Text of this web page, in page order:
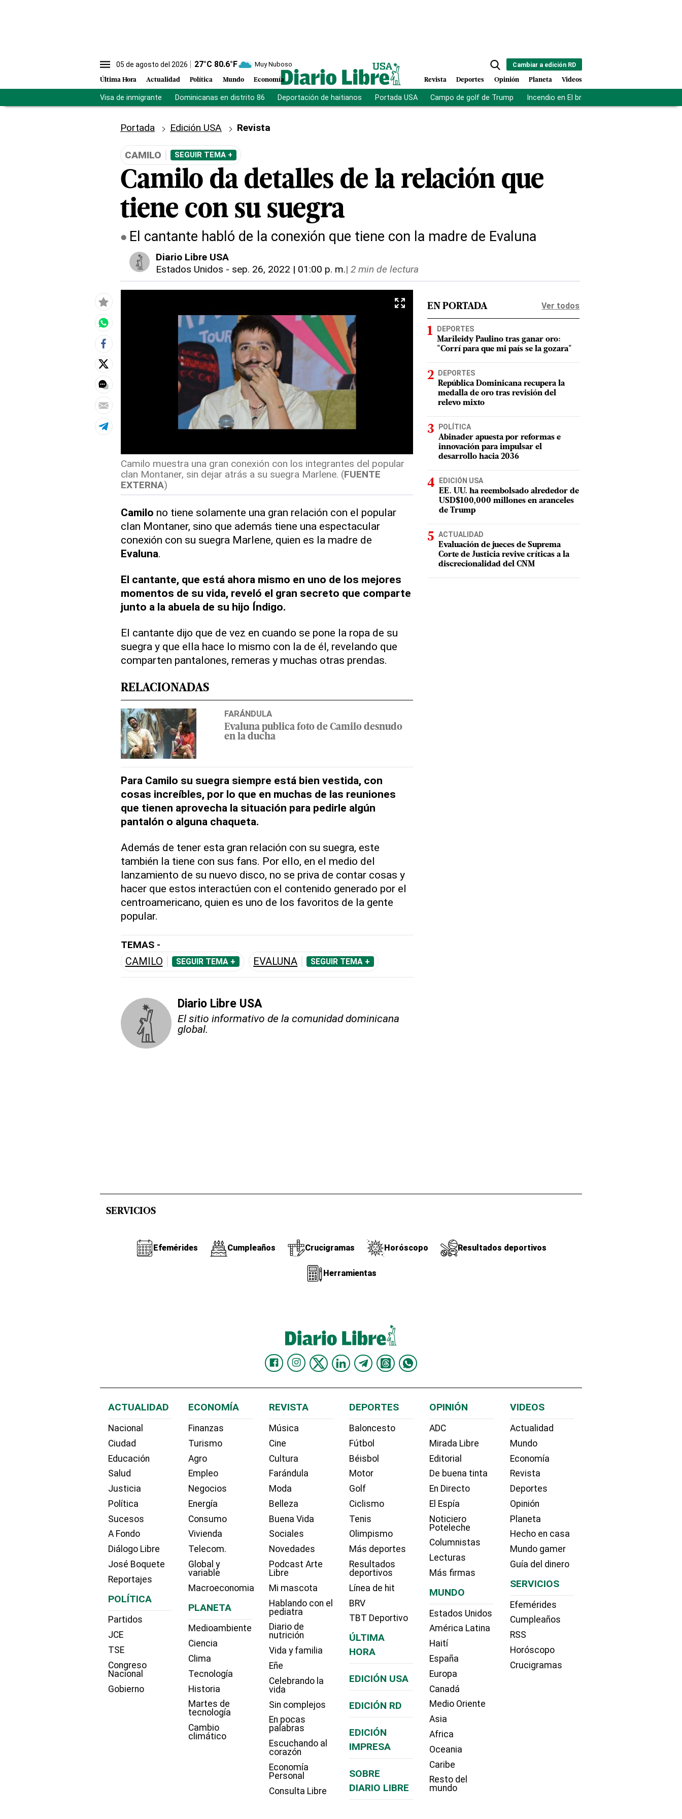
05 de agosto del 2026 27°C 80.6°F Muy Nuboso
Última Hora Actualidad Política Mundo Economía
Cambiar a edición RD
Revista Deportes Opinión Planeta Videos
Visa de inmigrante Dominicanas en distrito 86 Deportación de haitianos Portada USA Campo de golf de Trump Incendio en El bronx
Portada Edición USA Revista
CAMILO SEGUIR TEMA +
Camilo da detalles de la relación que
tiene con su suegra
El cantante habló de la conexión que tiene con la madre de Evaluna
Diario Libre USA
Estados Unidos - sep. 26, 2022 | 01:00 p. m.| 2 min de lectura
Camilo muestra una gran conexión con los integrantes del popular
clan Montaner, sin dejar atrás a su suegra Marlene. (FUENTE
EXTERNA)
Camilo no tiene solamente una gran relación con el popular
clan Montaner, sino que además tiene una espectacular
conexión con su suegra Marlene, quien es la madre de
Evaluna.
El cantante, que está ahora mismo en uno de los mejores
momentos de su vida, reveló el gran secreto que comparte
junto a la abuela de su hijo Índigo.
El cantante dijo que de vez en cuando se pone la ropa de su
suegra y que ella hace lo mismo con la de él, revelando que
comparten pantalones, remeras y muchas otras prendas.
RELACIONADAS
FARÁNDULA
Evaluna publica foto de Camilo desnudo
en la ducha
Para Camilo su suegra siempre está bien vestida, con
cosas increíbles, por lo que en muchas de las reuniones
que tienen aprovecha la situación para pedirle algún
pantalón o alguna chaqueta.
Además de tener esta gran relación con su suegra, este
también la tiene con sus fans. Por ello, en el medio del
lanzamiento de su nuevo disco, no se priva de contar cosas y
hacer que estos interactúen con el contenido generado por el
centroamericano, quien es uno de los favoritos de la gente
popular.
TEMAS -
CAMILO SEGUIR TEMA + EVALUNA SEGUIR TEMA +
Diario Libre USA
El sitio informativo de la comunidad dominicana
global.
EN PORTADA Ver todos
DEPORTES
Marileidy Paulino tras ganar oro:
"Corrí para que mi país se la gozara"
DEPORTES
República Dominicana recupera la
medalla de oro tras revisión del
relevo mixto
POLÍTICA
Abinader apuesta por reformas e
innovación para impulsar el
desarrollo hacia 2036
EDICIÓN USA
EE. UU. ha reembolsado alrededor de
USD$100,000 millones en aranceles
de Trump
ACTUALIDAD
Evaluación de jueces de Suprema
Corte de Justicia revive críticas a la
discrecionalidad del CNM
SERVICIOS
Efemérides Cumpleaños Crucigramas Horóscopo Resultados deportivos
Herramientas
ACTUALIDAD
Nacional
Ciudad
Educación
Salud
Justicia
Política
Sucesos
A Fondo
Diálogo Libre
José Boquete
Reportajes
POLÍTICA
Partidos
JCE
TSE
Congreso
Nacional
Gobierno
ECONOMÍA
Finanzas
Turismo
Agro
Empleo
Negocios
Energía
Consumo
Vivienda
Telecom.
Global y
variable
Macroeconomia
PLANETA
Medioambiente
Ciencia
Clima
Tecnología
Historia
Martes de
tecnología
Cambio
climático
REVISTA
Música
Cine
Cultura
Farándula
Moda
Belleza
Buena Vida
Sociales
Novedades
Podcast Arte
Libre
Mi mascota
Hablando con el
pediatra
Diario de
nutrición
Vida y familia
Eñe
Celebrando la
vida
Sin complejos
En pocas
palabras
Escuchando al
corazón
Economía
Personal
Consulta Libre
DEPORTES
Baloncesto
Fútbol
Béisbol
Motor
Golf
Ciclismo
Tenis
Olimpismo
Más deportes
Resultados
deportivos
Línea de hit
BRV
TBT Deportivo
ÚLTIMA
HORA
EDICIÓN USA
EDICIÓN RD
EDICIÓN
IMPRESA
SOBRE
DIARIO LIBRE
OPINIÓN
ADC
Mirada Libre
Editorial
De buena tinta
En Directo
El Espía
Noticiero
Poteleche
Columnistas
Lecturas
Más firmas
MUNDO
Estados Unidos
América Latina
Haití
España
Europa
Canadá
Medio Oriente
Asia
Africa
Oceania
Caribe
Resto del
mundo
VIDEOS
Actualidad
Mundo
Economía
Revista
Deportes
Opinión
Planeta
Hecho en casa
Mundo gamer
Guía del dinero
SERVICIOS
Efemérides
Cumpleaños
RSS
Horóscopo
Crucigramas